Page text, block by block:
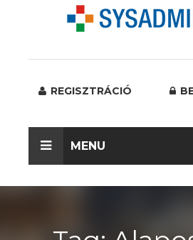
REGISZTRÁCIÓ
MENU